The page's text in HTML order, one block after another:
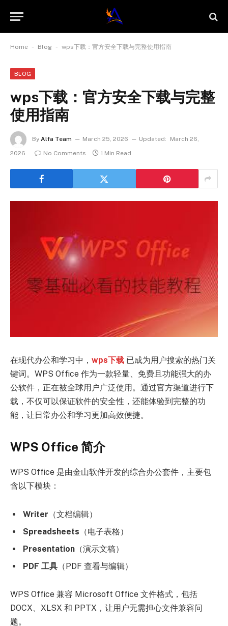
Home - Blog - wps下载：官方安全下载与完整使用指南
BLOG
wps下载：官方安全下载与完整
使用指南
By Alfa Team March 25, 2026 Updated:
March 26,
2026
No Comments 1 Min Read
在现代办公和学习中， wps下载 已成为用户搜索的热门关
键词。WPS Office 作为一款轻量、免费且功能强大的办
公软件，正在被全球用户广泛使用。通过官方渠道进行下
载，不仅可以保证软件的安全性，还能体验到完整的功
能，让日常办公和学习更加高效便捷。
WPS Office 简介
WPS Office 是由金山软件开发的综合办公套件，主要包
含以下模块：
Writer （文档编辑）
Spreadsheets （电子表格）
Presentation （演示文稿）
PDF 工具 （PDF 查看与编辑）
WPS Office 兼容 Microsoft Office 文件格式，包括
DOCX、XLSX 和 PPTX，让用户无需担心文件兼容问
题。